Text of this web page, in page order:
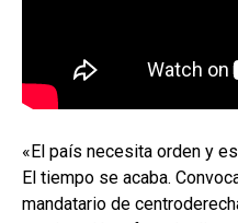
«El país necesita orden y
El tiempo se acaba.
mandatario de